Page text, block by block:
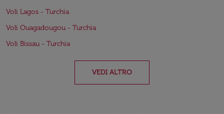
Voli Lagos - Turchia
Voli Ouagadougou - Turchia
Voli Bissau - Turchia
VEDI ALTRO